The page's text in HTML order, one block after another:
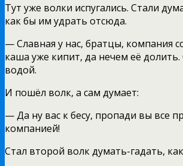
Тут уже волки испугались. Стали
как бы им удрать отсюда.
— Славная у нас, братцы, компания
каша уже кипит, да нечем её долить.
водой.
И пошёл волк, а сам думает:
— Да ну вас к бесу, пропади вы все
компанией!
Стал второй волк думать-гадать,